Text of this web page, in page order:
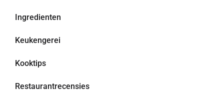
Ingredienten
Keukengerei
Kooktips
Restaurantrecensies